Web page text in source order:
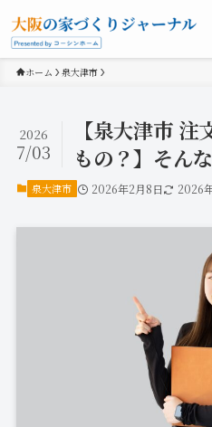
ホーム 泉大津市
【泉大津市
もの？】そん
2026
7/03
泉大津市 2026年2月8日 2026